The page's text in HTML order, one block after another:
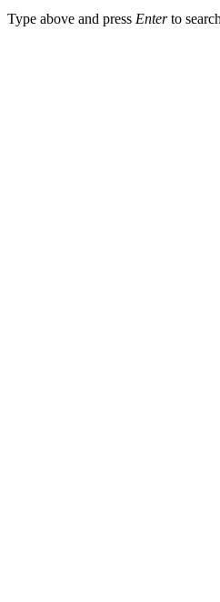
Type above and press Enterto